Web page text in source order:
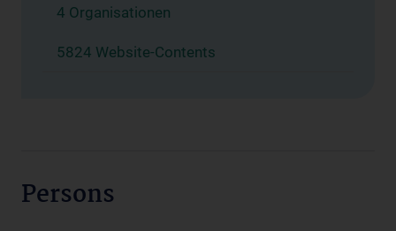
4 Organisationen
5824 Website-Contents
Persons